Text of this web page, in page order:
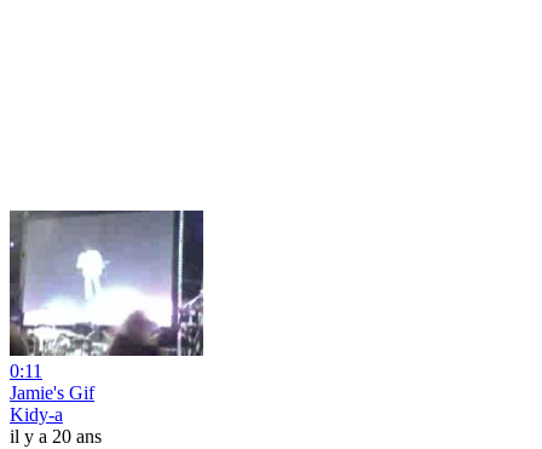
0:11
Jamie's Gif
Kidy-a
il y a 20 ans